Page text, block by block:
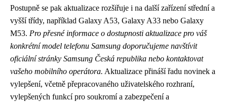
Postupně se pak aktualizace rozšiřuje i na další zařízení střední a
vyšší třídy, například Galaxy A53, Galaxy A33 nebo Galaxy
M53. Pro přesné informace o dostupnosti aktualizace pro váš
konkrétní model telefonu Samsung doporučujeme navštívit
oficiální stránky Samsung Česká republika nebo kontaktovat
vašeho mobilního operátora. Aktualizace přináší řadu novinek a
vylepšení, včetně přepracovaného uživatelského rozhraní,
vylepšených funkcí pro soukromí a zabezpečení a